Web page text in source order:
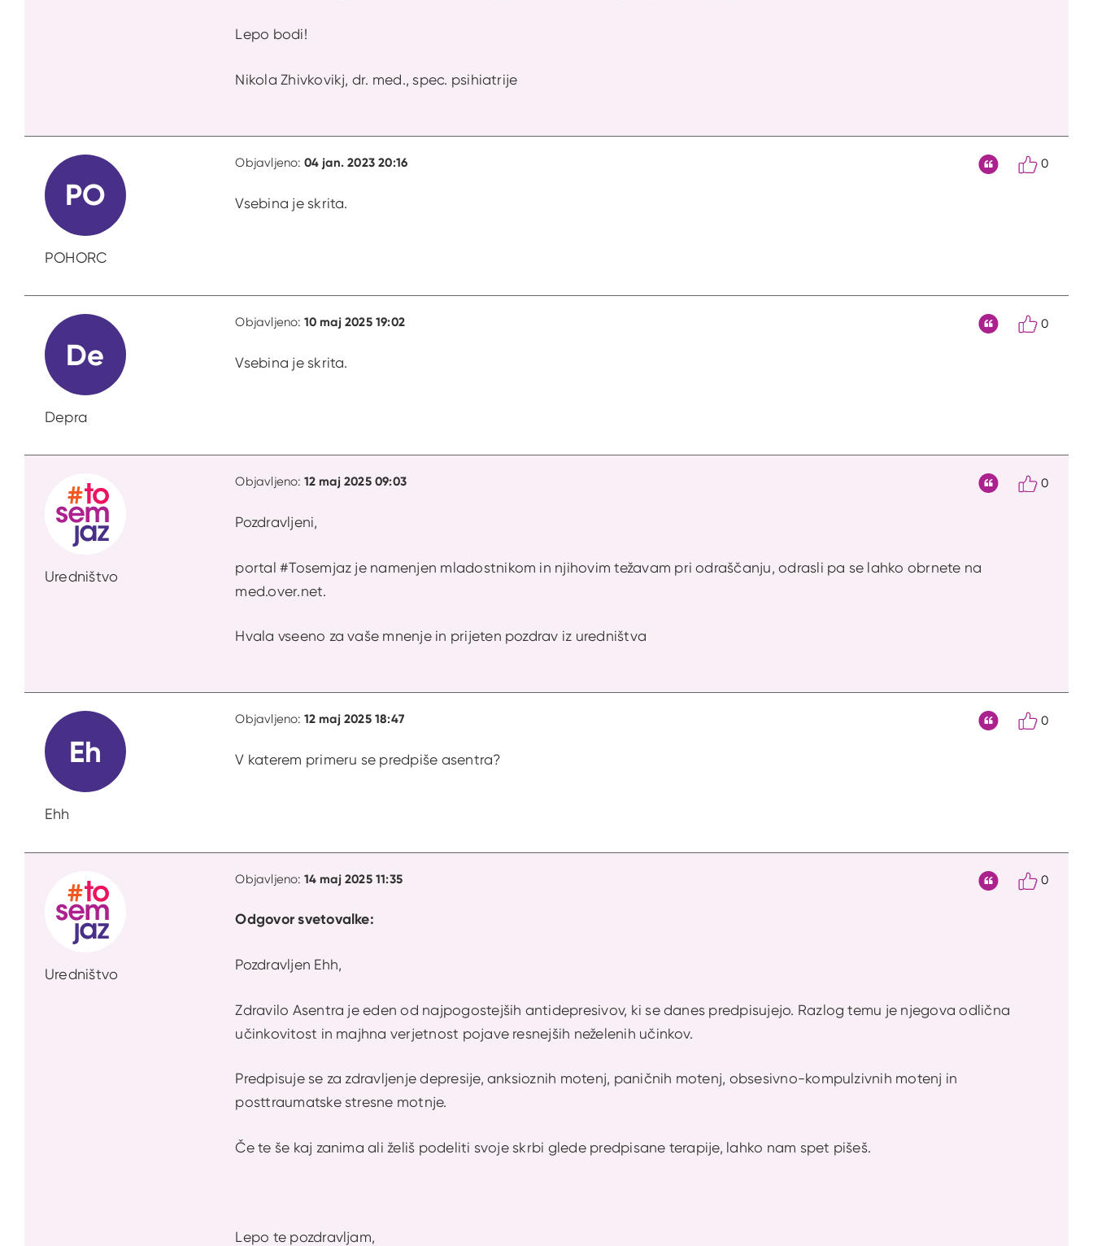
Lepo bodi!
Nikola Zhivkovikj, dr. med., spec. psihiatrije
PO
POHORC
Objavljeno: 04 jan. 2023 20:16
Vsebina je skrita.
0
De
Depra
Objavljeno: 10 maj 2025 19:02
Vsebina je skrita.
0
Uredništvo
Objavljeno: 12 maj 2025 09:03
Pozdravljeni,
portal #Tosemjaz je namenjen mladostnikom in njihovim težavam pri odraščanju, odrasli pa se lahko obrnete na
med.over.net.
Hvala vseeno za vaše mnenje in prijeten pozdrav iz uredništva
0
Eh
Ehh
Objavljeno: 12 maj 2025 18:47
V katerem primeru se predpiše asentra?
0
Uredništvo
Objavljeno: 14 maj 2025 11:35
Odgovor svetovalke:
Pozdravljen Ehh,
Zdravilo Asentra je eden od najpogostejših antidepresivov, ki se danes predpisujejo. Razlog temu je njegova odlična
učinkovitost in majhna verjetnost pojave resnejših neželenih učinkov.
Predpisuje se za zdravljenje depresije, anksioznih motenj, paničnih motenj, obsesivno-kompulzivnih motenj in
posttraumatske stresne motnje.
Če te še kaj zanima ali želiš podeliti svoje skrbi glede predpisane terapije, lahko nam spet pišeš.
Lepo te pozdravljam,
0